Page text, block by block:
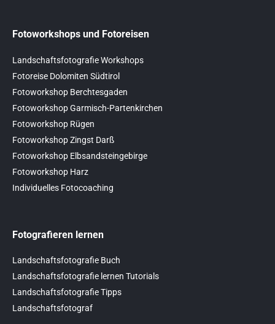
Fotoworkshops und Fotoreisen
Landschaftsfotografie Workshops
Fotoreise Dolomiten Südtirol
Fotoworkshop Berchtesgaden
Fotoworkshop Garmisch-Partenkirchen
Fotoworkshop Rügen
Fotoworkshop Zingst Darß
Fotoworkshop Elbsandsteingebirge
Fotoworkshop Harz
Individuelles Fotocoaching
Fotografieren lernen
Landschaftsfotografie Buch
Landschaftsfotografie lernen Tutorials
Landschaftsfotografie Tipps
Landschaftsfotograf